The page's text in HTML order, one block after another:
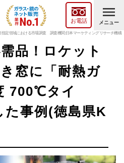
お電話
menu
メニュー
指定領域における市場調査 調査機関:日本マーケティングリサーチ機構
品！ロケット
窓に「耐熱ガ
700℃タイ
た事例(徳島県K